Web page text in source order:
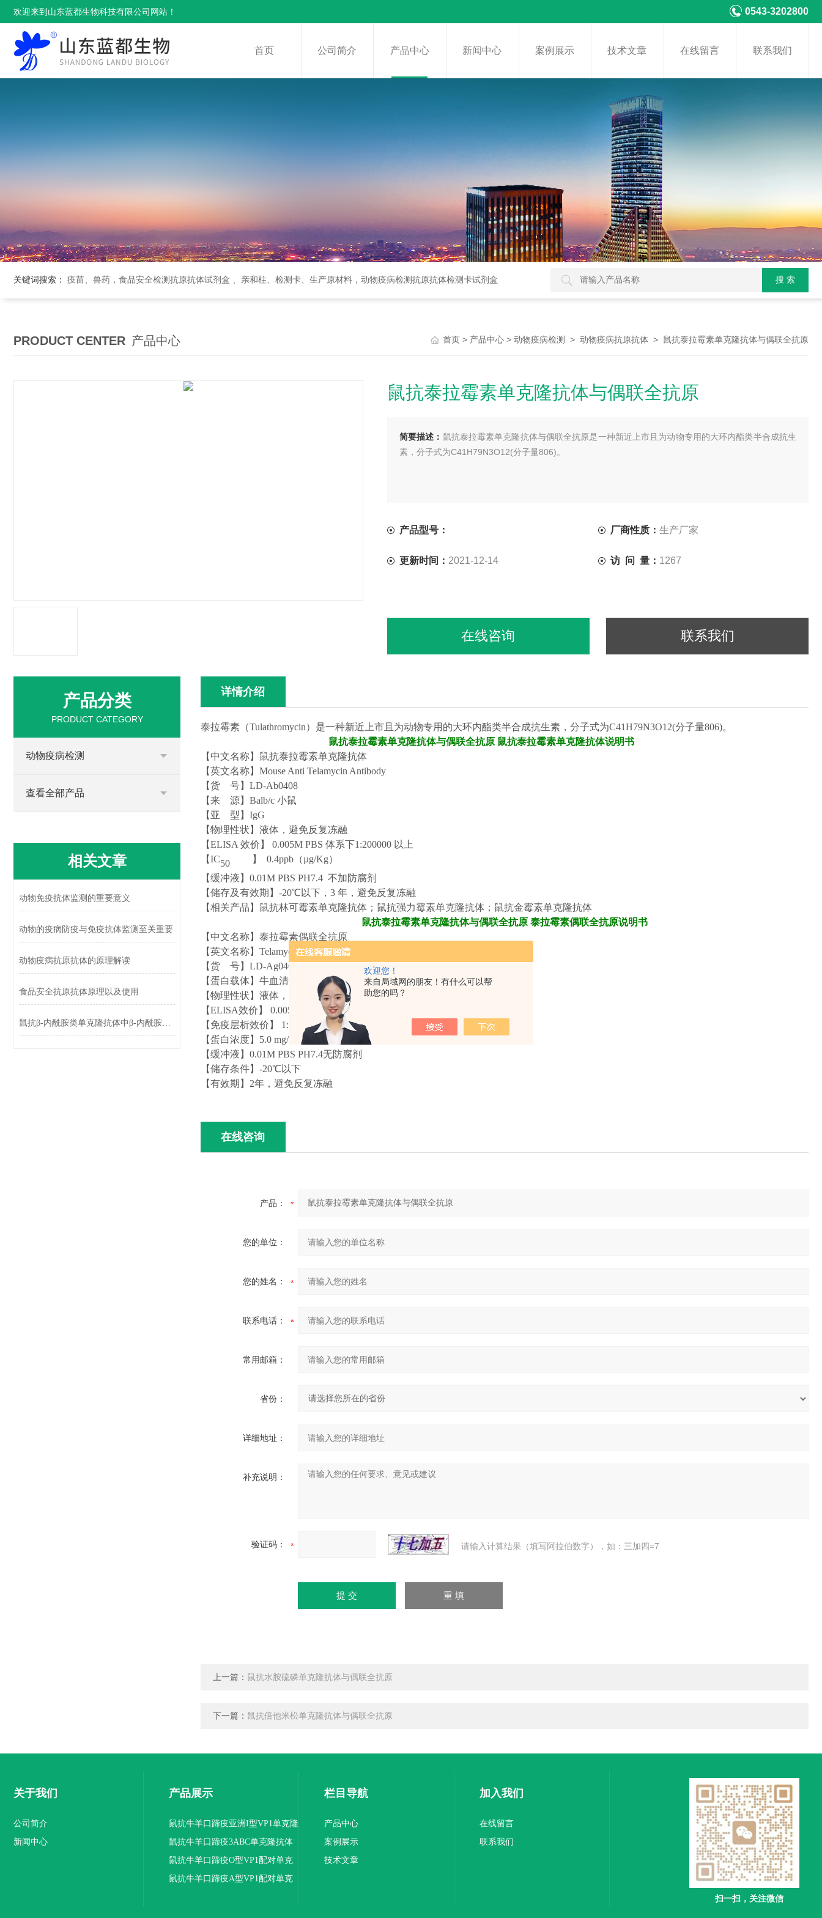
欢迎您！
来自局域网的朋友！有什么可以帮
助您的吗？
欢迎来到山东蓝都生物科技有限公司网站！ 0543-3202800
首页 公司简介 产品中心 新闻中心 案例展示 技术文章 在线留言 联系我们
关键词搜索： 疫苗、兽药，食品安全检测抗原抗体试剂盒 、亲和柱、检测卡、生产原材料，动物疫病检测抗原抗体检测卡试剂盒
PRODUCT CENTER 产品中心 首页 > 产品中心 > 动物疫病检测 > 动物疫病抗原抗体 > 鼠抗泰拉霉素单克隆抗体与偶联全抗原
鼠抗泰拉霉素单克隆抗体与偶联全抗原
简要描述： 鼠抗泰拉霉素单克隆抗体与偶联全抗原是一种新近上市且为动物专用的大环内酯类半合成抗生
素，分子式为C41H79N3O12(分子量806)。
产品型号： 厂商性质： 生产厂家
更新时间： 2021-12-14 访 问 量： 1267
在线咨询 联系我们
详情介绍
泰拉霉素（Tulathromycin）是一种新近上市且为动物专用的大环内酯类半合成抗生素，分子式为C41H79N3O12(分子量806)。
鼠抗泰拉霉素单克隆抗体与偶联全抗原鼠抗泰拉霉素单克隆抗体说明书
【中文名称】鼠抗泰拉霉素单克隆抗体
【英文名称】 Mouse Anti Telamycin Antibody
【货
号】 LD-Ab0408
【来
源】 Balb/c 小鼠
【亚
型】 IgG
【物理性状】液体，避免反复冻融
【ELISA 效价】 0.005M PBS 体系下1:200000 以上
【IC50 】 0.4ppb（µg/Kg）
【缓冲液】 0.01M PBS PH7.4 不加防腐剂
【储存及有效期】 -20℃以下，3 年，避免反复冻融
【相关产品】鼠抗林可霉素单克隆抗体；鼠抗强力霉素单克隆抗体；鼠抗金霉素单克隆抗体
鼠抗泰拉霉素单克隆抗体与偶联全抗原泰拉霉素偶联全抗原说明书
【中文名称】泰拉霉素偶联全抗原
【英文名称】 Telamycin-Protein Conjugate
【货
号】 LD-Ag0408
【蛋白载体】牛血清白蛋白
/卵清白蛋白/匙孔血蓝蛋白BSA/OVA/KLH
【物理性状】液体，避免反复冻融
【ELISA效价】 0.005M PBS 体系下1:30000以上
【免疫层析效价】
1:40以上，偶联比大于1:60
【蛋白浓度】 5.0 mg/ml
【缓冲液】 0.01M PBS PH7.4无防腐剂
【储存条件】 -20℃以下
【有效期】 2年，避免反复冻融
在线咨询
产品：
您的单位：
您的姓名：
联系电话：
常用邮箱：
省份：
详细地址：
补充说明：
验证码： 请输入计算结果（填写阿拉伯数字），如：三加四=7
上一篇： 鼠抗水胺硫磷单克隆抗体与偶联全抗原
下一篇： 鼠抗倍他米松单克隆抗体与偶联全抗原
产品分类
PRODUCT CATEGORY
动物疫病检测
查看全部产品
相关文章
动物免疫抗体监测的重要意义
动物的疫病防疫与免疫抗体监测至关重要
动物疫病抗原抗体的原理解读
食品安全抗原抗体原理以及使用
鼠抗β-内酰胺类单克隆抗体中β-内酰胺类抗菌药物的特点
关于我们
公司简介
新闻中心
产品展示
鼠抗牛羊口蹄疫亚洲I型VP1单克隆
抗体
鼠抗牛羊口蹄疫3ABC单克隆抗体
鼠抗牛羊口蹄疫O型VP1配对单克
隆抗体
鼠抗牛羊口蹄疫A型VP1配对单克
栏目导航
产品中心
案例展示
技术文章
加入我们
在线留言
联系我们
扫一扫，关注微信